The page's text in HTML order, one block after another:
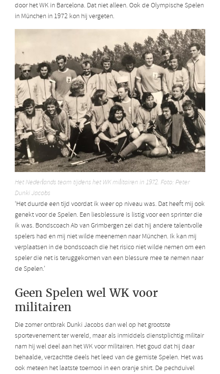
door het WK in Barcelona. Dat niet alleen. Ook de Olympische Spelen
in München in 1972 kon hij vergeten.
Het Nederlands team tijdens het WK militairen in 1972. Foto: Peter
Dunki Jacobs
‘Het duurde een tijd voordat ik weer op niveau was. Dat heeft mij ook
genekt voor de Spelen. Een liesblessure is listig voor een sprinter die
ik was. Bondscoach Ab van Grimbergen zei dat hij andere talentvolle
spelers had en mij niet wilde meenemen naar München. Ik kan mij
verplaatsen in de bondscoach die het risico niet wilde nemen om een
speler die net is teruggekomen van een blessure mee te nemen naar
de Spelen.’
Geen Spelen wel WK voor
militairen
Die zomer ontbrak Dunki Jacobs dan wel op het grootste
sportevenement ter wereld, maar als inmiddels dienstplichtig militair
nam hij wel deel aan het WK voor militairen. Het goud dat hij daar
behaalde, verzachtte deels het leed van de gemiste Spelen. Het was
ook meteen het laatste toernooi in een oranje shirt. De pechduivel